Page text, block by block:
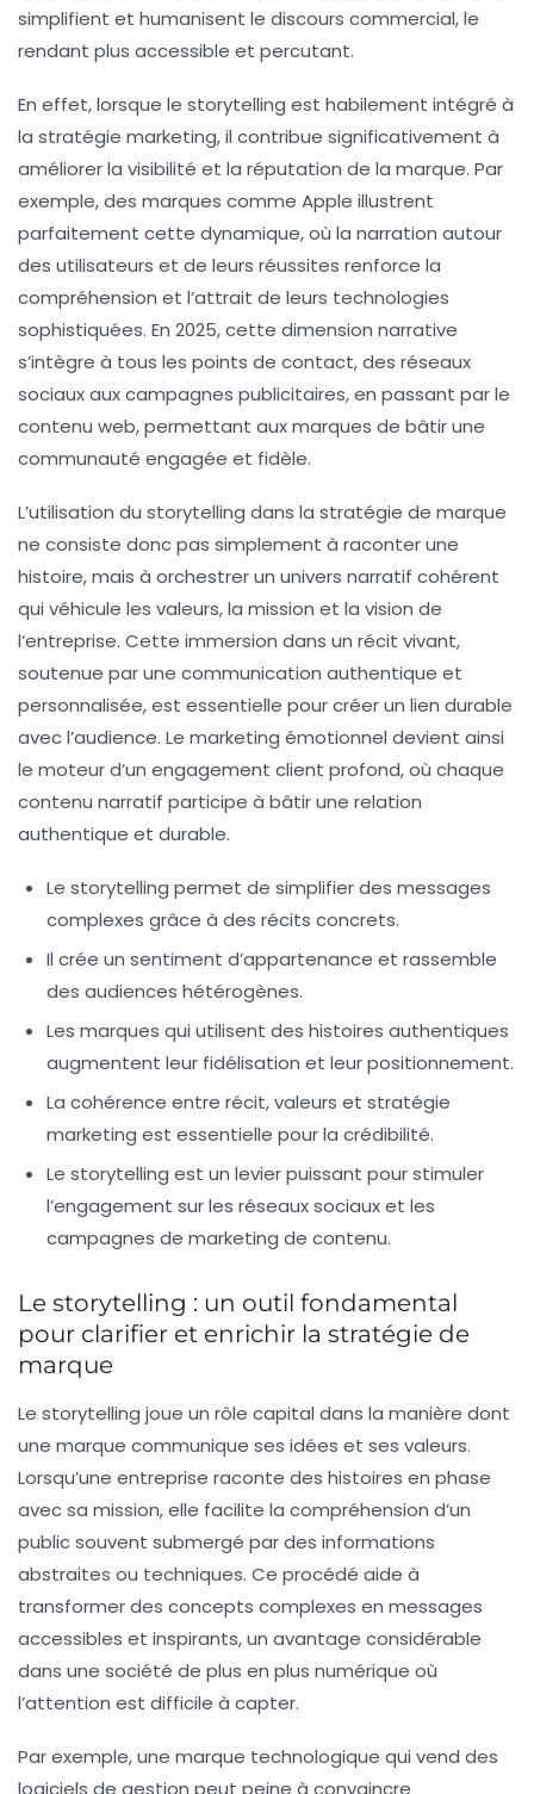
simplifient et humanisent le discours commercial, le
rendant plus accessible et percutant.
En effet, lorsque le storytelling est habilement intégré à
la stratégie marketing, il contribue significativement à
améliorer la visibilité et la réputation de la marque. Par
exemple, des marques comme Apple illustrent
parfaitement cette dynamique, où la narration autour
des utilisateurs et de leurs réussites renforce la
compréhension et l’attrait de leurs technologies
sophistiquées. En 2025, cette dimension narrative
s’intègre à tous les points de contact, des réseaux
sociaux aux campagnes publicitaires, en passant par le
contenu web, permettant aux marques de bâtir une
communauté engagée et fidèle.
L’utilisation du storytelling dans la stratégie de marque
ne consiste donc pas simplement à raconter une
histoire, mais à orchestrer un univers narratif cohérent
qui véhicule les valeurs, la mission et la vision de
l’entreprise. Cette immersion dans un récit vivant,
soutenue par une communication authentique et
personnalisée, est essentielle pour créer un lien durable
avec l’audience. Le marketing émotionnel devient ainsi
le moteur d’un engagement client profond, où chaque
contenu narratif participe à bâtir une relation
authentique et durable.
Le storytelling permet de simplifier des messages
complexes grâce à des récits concrets.
Il crée un sentiment d’appartenance et rassemble
des audiences hétérogènes.
Les marques qui utilisent des histoires authentiques
augmentent leur fidélisation et leur positionnement.
La cohérence entre récit, valeurs et stratégie
marketing est essentielle pour la crédibilité.
Le storytelling est un levier puissant pour stimuler
l’engagement sur les réseaux sociaux et les
campagnes de marketing de contenu.
Le storytelling : un outil fondamental
pour clarifier et enrichir la stratégie de
marque
Le storytelling joue un rôle capital dans la manière dont
une marque communique ses idées et ses valeurs.
Lorsqu’une entreprise raconte des histoires en phase
avec sa mission, elle facilite la compréhension d’un
public souvent submergé par des informations
abstraites ou techniques. Ce procédé aide à
transformer des concepts complexes en messages
accessibles et inspirants, un avantage considérable
dans une société de plus en plus numérique où
l’attention est difficile à capter.
Par exemple, une marque technologique qui vend des
logiciels de gestion peut peine à convaincre